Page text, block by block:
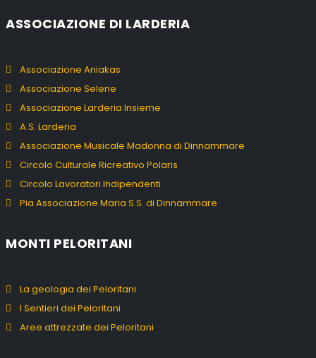
ASSOCIAZIONE DI LARDERIA
Associazione Aniakas
Associazione Selene
Associazione Larderia Insieme
A.S. Larderia
Associazione Musicale Madonna di Dinnammare
Circolo Culturale Ricreativo Polaris
Circolo Lavoratori Indipendenti
Pia Associazione Maria S.S. di Dinnammare
MONTI PELORITANI
La geologia dei Peloritani
I Sentieri dei Peloritani
Aree attrezzate dei Peloritani